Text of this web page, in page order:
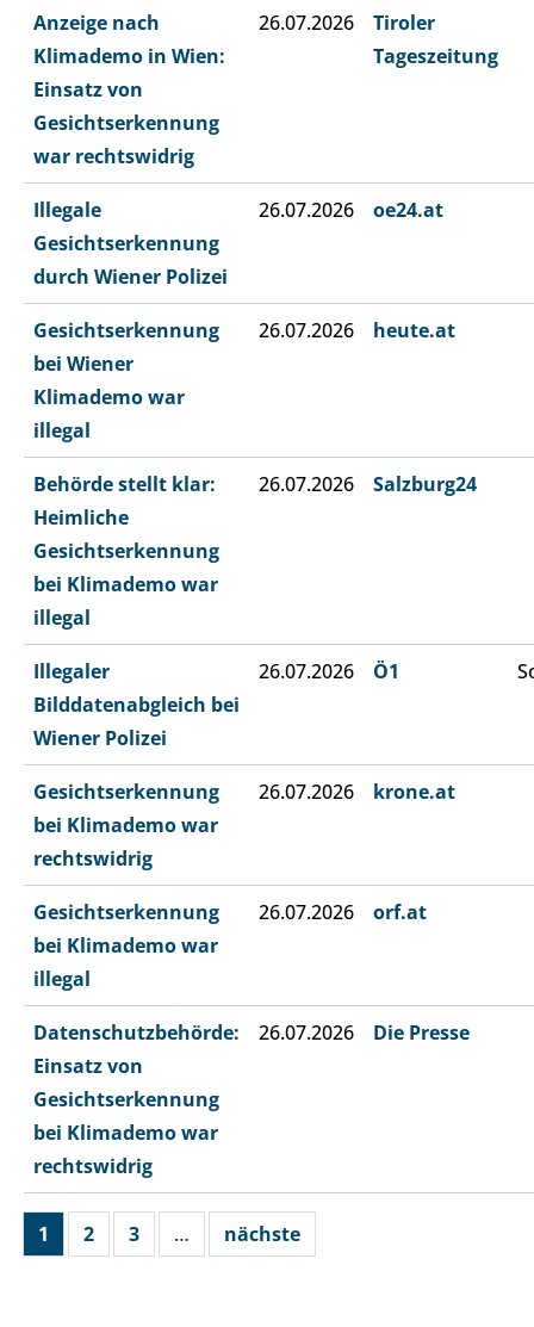
Anzeige nach
Klimademo in Wien:
Einsatz von
Gesichtserkennung
war rechtswidrig
26.07.2026
Tiroler
Tageszeitung
Illegale
Gesichtserkennung
durch Wiener Polizei
26.07.2026 oe24.at
Gesichtserkennung
bei Wiener
Klimademo war
illegal
26.07.2026 heute.at
Behörde stellt klar:
Heimliche
Gesichtserkennung
bei Klimademo war
illegal
26.07.2026 Salzburg24
Illegaler
Bilddatenabgleich bei
Wiener Polizei
26.07.2026 Ö1
Gesichtserkennung
bei Klimademo war
rechtswidrig
26.07.2026 krone.at
Gesichtserkennung
bei Klimademo war
illegal
26.07.2026 orf.at
Datenschutzbehörde:
Einsatz von
Gesichtserkennung
bei Klimademo war
rechtswidrig
26.07.2026 Die Presse
1 2 3 … nächste